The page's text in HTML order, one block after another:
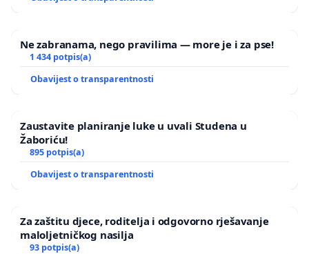
Ne zabranama, nego pravilima — more je i za pse!
1 434 potpis(a)
Obavijest o transparentnosti
Zaustavite planiranje luke u uvali Studena u
Žaboriću!
895 potpis(a)
Obavijest o transparentnosti
Za zaštitu djece, roditelja i odgovorno rješavanje
maloljetničkog nasilja
93 potpis(a)